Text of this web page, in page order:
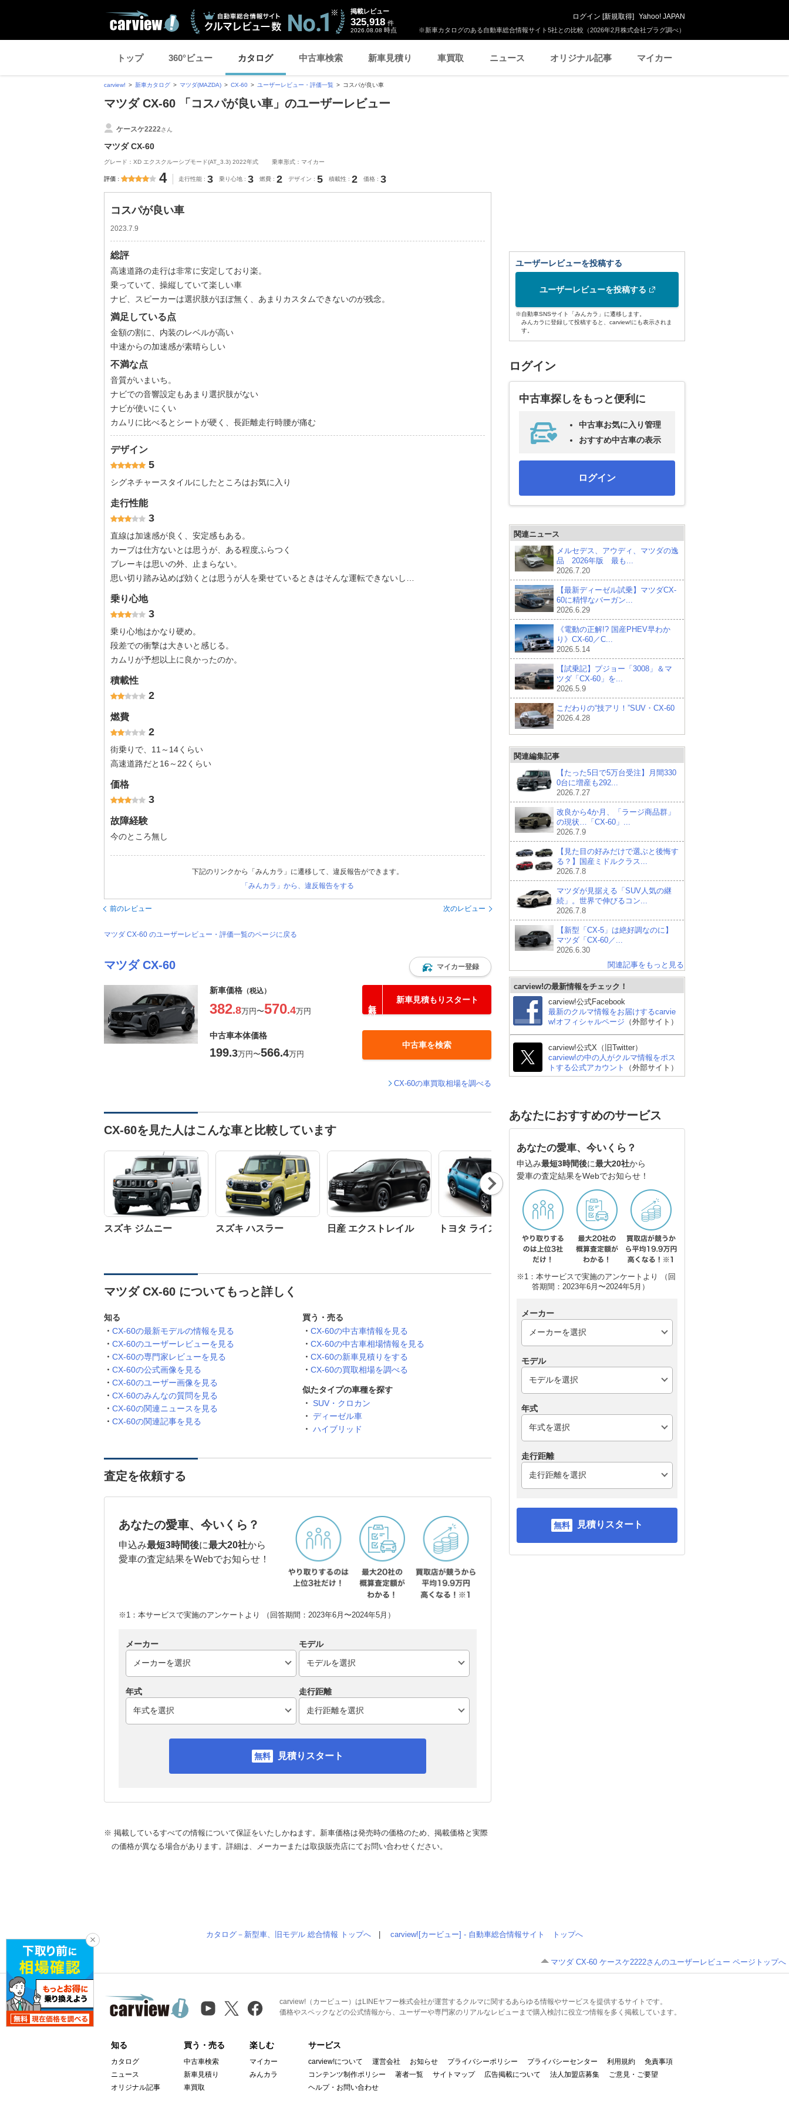
※新車カタログのある自動車総合情報サイト5社との比較（2026年2月株式会社プラグ調べ）
掲載レビュー
325,918 件
2026.08.08 時点
ログイン [新規取得] Yahoo! JAPAN
トップ 360°ビュー カタログ 中古車検索 新車見積り 車買取 ニュース オリジナル記事 マイカー
carview! 新車カタログ マツダ(MAZDA) CX-60 ユーザーレビュー・評価一覧 コスパが良い車
マツダ CX-60 「コスパが良い車」のユーザーレビュー
ケースケ2222さん
マツダ CX-60
グレード：XD エクスクルーシブモード(AT_3.3) 2022年式 乗車形式：マイカー
評価 4 走行性能 3 乗り心地 3 燃費 2 デザイン 5 積載性 2 価格 3
コスパが良い車
2023.7.9
総評
高速道路の走行は非常に安定しており楽。
乗っていて、操縦していて楽しい車
ナビ、スピーカーは選択肢がほぼ無く、あまりカスタムできないのが残念。
満足している点
金額の割に、内装のレベルが高い
中速からの加速感が素晴らしい
不満な点
音質がいまいち。
ナビでの音響設定もあまり選択肢がない
ナビが使いにくい
カムリに比べるとシートが硬く、長距離走行時腰が痛む
デザイン
5
シグネチャースタイルにしたところはお気に入り
走行性能
3
直線は加速感が良く、安定感もある。
カーブは仕方ないとは思うが、ある程度ふらつく
ブレーキは思いの外、止まらない。
思い切り踏み込めば効くとは思うが人を乗せているときはそんな運転できないし…
乗り心地
3
乗り心地はかなり硬め。
段差での衝撃は大きいと感じる。
カムリが予想以上に良かったのか。
積載性
2
燃費
2
街乗りで、11～14くらい
高速道路だと16～22くらい
価格
3
故障経験
今のところ無し
下記のリンクから「みんカラ」に遷移して、違反報告ができます。
「みんカラ」から、違反報告をする
前のレビュー 次のレビュー
マツダ CX-60 のユーザーレビュー・評価一覧のページに戻る
マツダ CX-60 マイカー登録
新車価格 （税込）
382.8万円〜570.4万円
新車見積もりスタート
中古車本体価格
199.3万円〜566.4万円
中古車を検索
CX-60の車買取相場を調べる
CX-60を見た人はこんな車と比較しています
スズキ ジムニー スズキ ハスラー 日産 エクストレイル トヨタ ライズ スバル フォレスター
トヨタ ハリアーハイブ
リッド
Nex
t
マツダ CX-60 についてもっと詳しく
知る
CX-60の最新モデルの情報を見る
CX-60のユーザーレビューを見る
CX-60の専門家レビューを見る
CX-60の公式画像を見る
CX-60のユーザー画像を見る
CX-60のみんなの質問を見る
CX-60の関連ニュースを見る
CX-60の関連記事を見る
買う・売る
CX-60の中古車情報を見る
CX-60の中古車相場情報を見る
CX-60の新車見積りをする
CX-60の買取相場を調べる
似たタイプの車種を探す
SUV・クロカン
ディーゼル車
ハイブリッド
査定を依頼する
あなたの愛車、今いくら？
申込み最短3時間後に最大20社から
愛車の査定結果をWebでお知らせ！
※1：本サービスで実施のアンケートより （回答期間：2023年6月〜2024年5月）
メーカー モデル
年式 走行距離
見積りスタート
※ 掲載しているすべての情報について保証をいたしかねます。新車価格は発売時の価格のため、掲載価格と実際
の価格が異なる場合があります。詳細は、メーカーまたは取扱販売店にてお問い合わせください。
ユーザーレビューを投稿する
ユーザーレビューを投稿する
※自動車SNSサイト「みんカラ」に遷移します。
みんカラに登録して投稿すると、carview!にも表示されま
す。
ログイン
中古車探しをもっと便利に
中古車お気に入り管理
おすすめ中古車の表示
ログイン
関連ニュース
メルセデス、アウディ、マツダの逸
品 2026年版 最も...
2026.7.20
【最新ディーゼル試乗】マツダCX-
60に精悍なバーガン...
2026.6.29
《電動の正解!? 国産PHEV早わか
り》CX-60／C...
2026.5.14
【試乗記】プジョー「3008」＆マ
ツダ「CX-60」を...
2026.5.9
こだわりの“技アリ！”SUV・CX-60
2026.4.28
関連編集記事
【たった5日で5万台受注】月間330
0台に増産も292...
2026.7.27
改良から4か月、「ラージ商品群」
の現状…「CX-60」...
2026.7.9
【見た目の好みだけで選ぶと後悔す
る？】国産ミドルクラス...
2026.7.8
マツダが見据える「SUV人気の継
続」。世界で伸びるコン...
2026.7.8
【新型「CX-5」は絶好調なのに】
マツダ「CX-60／...
2026.6.30
関連記事をもっと見る
carview!の最新情報をチェック！
carview!公式Facebook
最新のクルマ情報をお届けするcarvie
w!オフィシャルページ （外部サイト）
carview!公式X（旧Twitter）
carview!の中の人がクルマ情報をポス
トする公式アカウント
（外部サイト）
あなたにおすすめのサービス
あなたの愛車、今いくら？
申込み最短3時間後に最大20社から
愛車の査定結果をWebでお知らせ！
※1：本サービスで実施のアンケートより （回
答期間：2023年6月〜2024年5月）
メーカー
モデル
年式
走行距離
見積りスタート
カタログ－新型車、旧モデル 総合情報 トップへ carview![カービュー] - 自動車総合情報サイト トップへ
マツダ CX-60 ケースケ2222さんのユーザーレビュー ページトップへ
carview!（カービュー）はLINEヤフー株式会社が運営するクルマに関するあらゆる情報やサービスを提供するサイトです。
価格やスペックなどの公式情報から、ユーザーや専門家のリアルなレビューまで購入検討に役立つ情報を多く掲載しています。
知る
カタログ
ニュース
オリジナル記事
買う・売る
中古車検索
新車見積り
車買取
楽しむ
マイカー
みんカラ
サービス
carview!について 運営会社 お知らせ プライバシーポリシー プライバシーセンター 利用規約
免責事項
コンテンツ制作ポリシー
著者一覧 サイトマップ 広告掲載について 法人加盟店募集
ご意見・ご要望
ヘルプ・お問い合わせ